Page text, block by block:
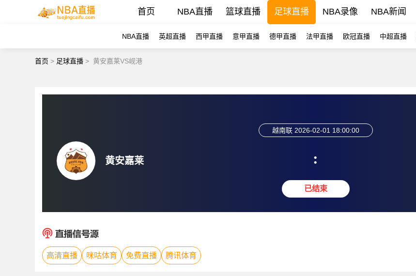
首页 NBA直播 篮球直播 足球直播 NBA录像 NBA新闻
NBA直播 英超直播 西甲直播 意甲直播 德甲直播 法甲直播 欧冠直播 中超直播
首页 > 足球直播 > 黄安嘉莱VS岘港
黄安嘉莱
越南联 2026-02-01 18:00:00
:
已结束
高清直播 咪咕体育 免费直播 腾讯体育